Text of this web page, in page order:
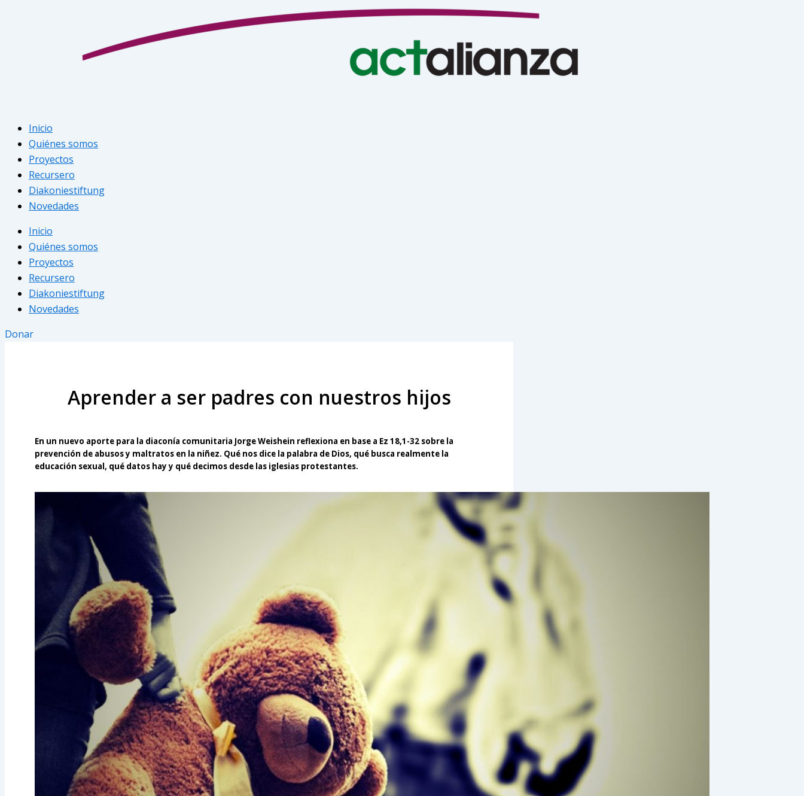
Inicio
Quiénes somos
Proyectos
Recursero
Diakoniestiftung
Novedades
Inicio
Quiénes somos
Proyectos
Recursero
Diakoniestiftung
Novedades
Donar
Aprender a ser padres con nuestros hijos
En un nuevo aporte para la diaconía comunitaria Jorge Weishein reflexiona en base a Ez 18,1-32 sobre la
prevención de abusos y maltratos en la niñez. Qué nos dice la palabra de Dios, qué busca realmente la
educación sexual, qué datos hay y qué decimos desde las iglesias protestantes.